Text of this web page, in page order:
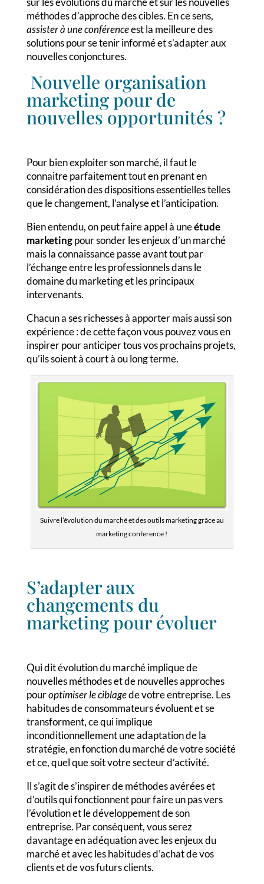
méthodes d’approche des cibles. En ce sens,
assister à une conférenceest la meilleure des
solutions pour se tenir informé et s’adapter aux
nouvelles conjonctures.
Nouvelle organisation
marketing pour de
nouvelles opportunités ?
Pour bien exploiter son marché, il faut le
connaitre parfaitement tout en prenant en
considération des dispositions essentielles telles
que le changement, l’analyse et l’anticipation.
Bien entendu, on peut faire appel à uneétude
marketingpour sonder les enjeux d’un marché
mais la connaissance passe avant tout par
l’échange entre les professionnels dans le
domaine du marketing et les principaux
intervenants.
Chacun a ses richesses à apporter mais aussi son
expérience : de cette façon vous pouvez vous en
inspirer pour anticiper tous vos prochains projets,
qu’ils soient à court à ou long terme.
Suivre l’évolution du marché et des outils marketing grâce au
marketing conference !
S’adapter aux
changements du
marketing pour évoluer
Qui dit évolution du marché implique de
nouvelles méthodes et de nouvelles approches
pouroptimiser le ciblagede votre entreprise. Les
habitudes de consommateurs évoluent et se
transforment, ce qui implique
inconditionnellement une adaptation de la
stratégie, en fonction du marché de votre société
et ce, quel que soit votre secteur d’activité.
Il s’agit de s’inspirer de méthodes avérées et
d’outils qui fonctionnent pour faire un pas vers
l’évolution et le développement de son
entreprise. Par conséquent, vous serez
davantage en adéquation avec les enjeux du
marché et avec les habitudes d’achat de vos
clients et de vos futurs clients.